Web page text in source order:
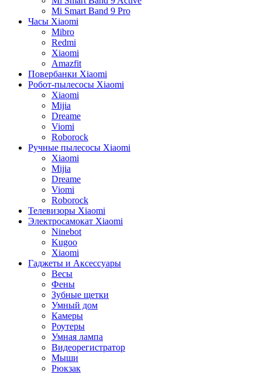
Mi Smart Band 9 Pro
Часы Xiaomi
Mibro
Redmi
Xiaomi
Amazfit
Повербанки Xiaomi
Робот-пылесосы Xiaomi
Xiaomi
Mijia
Dreame
Viomi
Roborock
Ручные пылесосы Xiaomi
Xiaomi
Mijia
Dreame
Viomi
Roborock
Телевизоры Xiaomi
Электросамокат Xiaomi
Ninebot
Kugoo
Xiaomi
Гаджеты и Аксессуары
Весы
Фены
Зубные щетки
Умный дом
Камеры
Роутеры
Умная лампа
Видеорегистратор
Мыши
Рюкзак